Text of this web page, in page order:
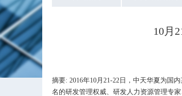
10月
摘要: 2016年10月21-22日，中天华夏为国
名的研发管理权威、研发人力资源管理专